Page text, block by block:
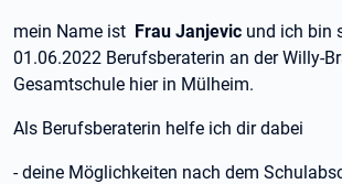
mein Name ist Frau Janjevic und ich bin
01.06.2022 Berufsberaterin an der Willy-
Gesamtschule hier in Mülheim.
Als Berufsberaterin helfe ich dir dabei
- deine Möglichkeiten nach dem